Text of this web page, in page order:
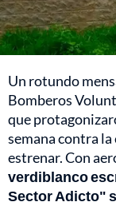
Un rotundo
Bomberos
que
semana contra la
estrenar. Con
verdiblanco
Sector Adicto"